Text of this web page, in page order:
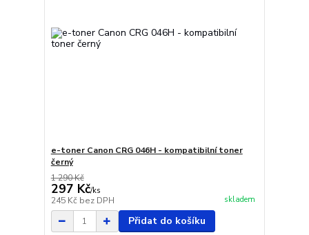
e-toner Canon CRG 046H - kompatibilní toner
černý
1 290 Kč
297 Kč/ks
245 Kč bez DPH skladem
Přidat do košíku